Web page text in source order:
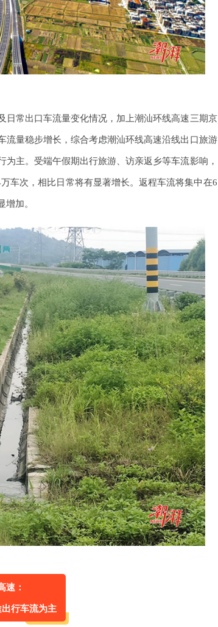
常出口车流量变化情况，加上潮汕环线高速三期京
量稳步增长，综合考虑潮汕环线高速沿线出口旅游
主。受端午假期出行旅游、访亲返乡等车流影响，
车次，相比日常将有显著增长。返程车流将集中在6
增加。
速：
行车流为主